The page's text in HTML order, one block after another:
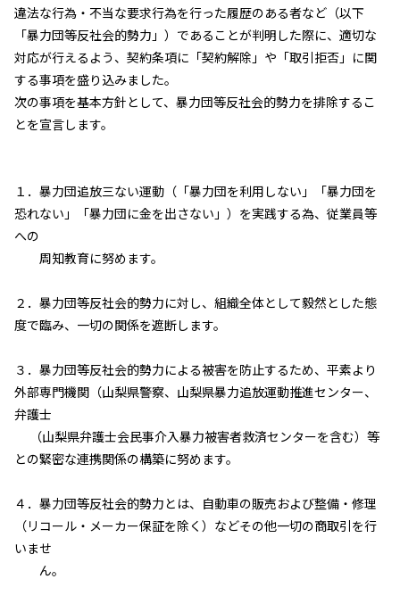
違法な行為・不当な要求行為を行った履歴のある者など（以下
「暴力団等反社会的勢力」）であることが判明した際に、適切な
対応が行えるよう、契約条項に「契約解除」や「取引拒否」に関
する事項を盛り込みました。
次の事項を基本方針として、暴力団等反社会的勢力を排除するこ
とを宣言します。
１．暴力団追放三ない運動（「暴力団を利用しない」「暴力団を
恐れない」「暴力団に金を出さない」）を実践する為、従業員等
への
周知教育に努めます。
２．暴力団等反社会的勢力に対し、組織全体として毅然とした態
度で臨み、一切の関係を遮断します。
３．暴力団等反社会的勢力による被害を防止するため、平素より
外部専門機関（山梨県警察、山梨県暴力追放運動推進センター、
弁護士
（山梨県弁護士会民事介入暴力被害者救済センターを含む）等
との緊密な連携関係の構築に努めます。
４．暴力団等反社会的勢力とは、自動車の販売および整備・修理
（リコール・メーカー保証を除く）などその他一切の商取引を行
いませ
ん。